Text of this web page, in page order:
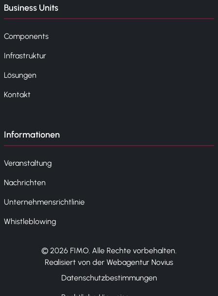
Business Units
Components
Infrastruktur
Lösungen
Kontakt
Informationen
Veranstaltung
Nachrichten
Unternehmensrichtlinie
Whistleblowing
© 2026 FIMO. Alle Rechte vorbehalten.
Realisiert von der Webagentur Novius
Datenschutzbestimmungen